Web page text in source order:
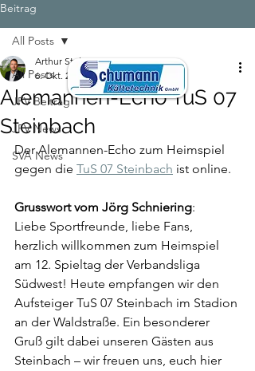
Beitrag
All Posts
JFV Beitrag
JFV News
SVA News
All Posts
Alemannen-Echo TuS 07
Steinbach
Arthur Stelter
6. Okt. 2024 1 Min. Lesezeit
Der Alemannen-Echo zum Heimspiel
gegen die TuS 07 Steinbach ist online.
Grusswort vom Jörg Schniering:
Liebe Sportfreunde, liebe Fans,
herzlich willkommen zum Heimspiel
am 12. Spieltag der Verbandsliga
Südwest! Heute empfangen wir den
Aufsteiger TuS 07 Steinbach im Stadion
an der Waldstraße. Ein besonderer
Gruß gilt dabei unseren Gästen aus
Steinbach – wir freuen uns, euch hier